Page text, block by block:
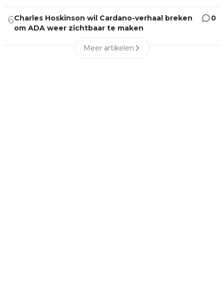
6Charles Hoskinson wil Cardano-verhaal breken
om ADA weer zichtbaar te maken
0
Meer artikelen